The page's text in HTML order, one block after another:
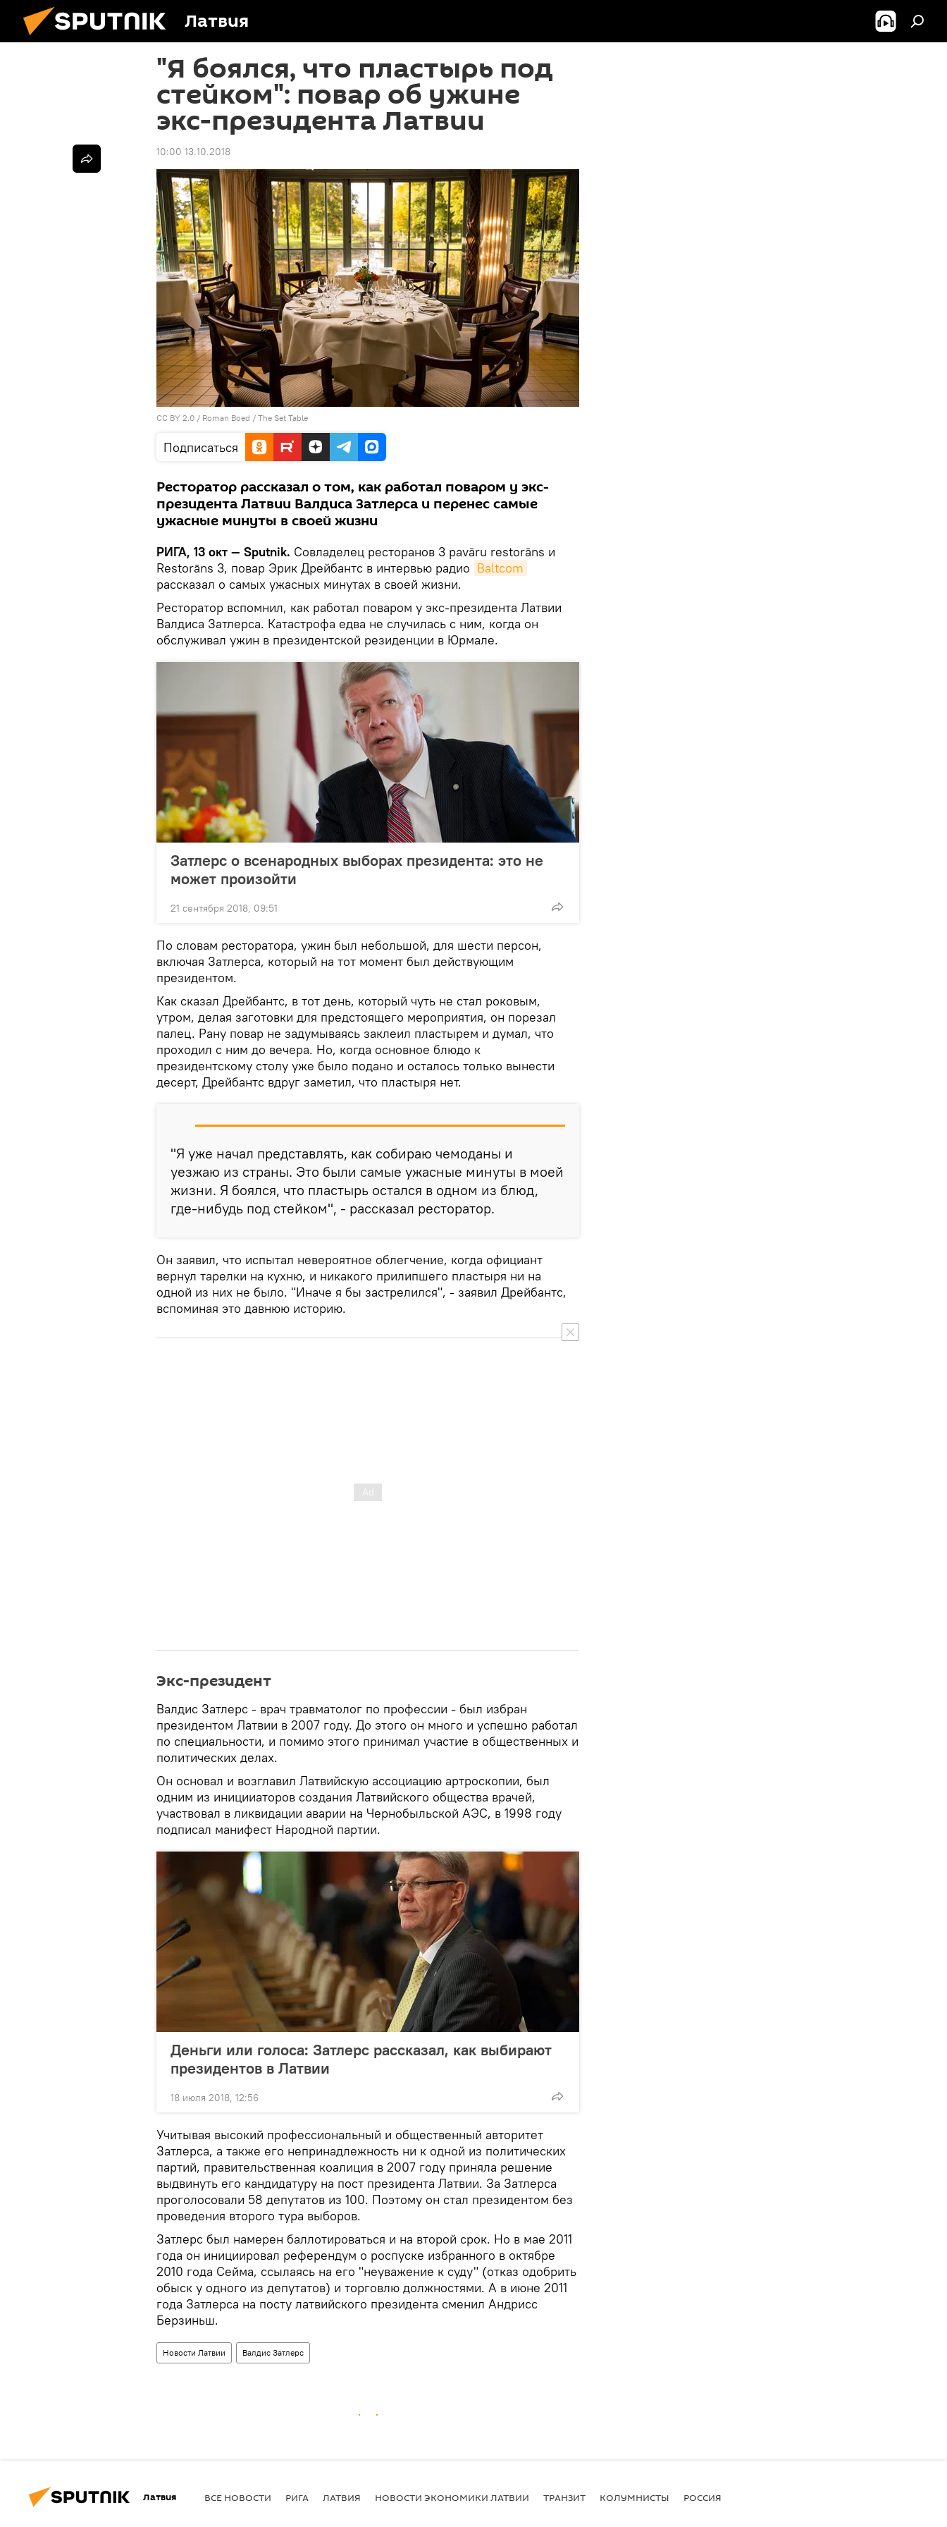
Латвия
"Я боялся, что пластырь под
стейком": повар об ужине
экс-президента Латвии
10:00 13.10.2018
CC BY 2.0 / Roman Boed / The Set Table
Подписаться
Ресторатор рассказал о том, как работал поваром у экс-
президента Латвии Валдиса Затлерса и перенес самые
ужасные минуты в своей жизни
РИГА, 13 окт — Sputnik. Совладелец ресторанов 3 pavāru restorāns и
Restorāns 3, повар Эрик Дрейбантс в интервью радио Baltcom
рассказал о самых ужасных минутах в своей жизни.
Ресторатор вспомнил, как работал поваром у экс-президента Латвии
Валдиса Затлерса. Катастрофа едва не случилась с ним, когда он
обслуживал ужин в президентской резиденции в Юрмале.
Затлерс о всенародных выборах президента: это не
может произойти
21 сентября 2018, 09:51
По словам ресторатора, ужин был небольшой, для шести персон,
включая Затлерса, который на тот момент был действующим
президентом.
Как сказал Дрейбантс, в тот день, который чуть не стал роковым,
утром, делая заготовки для предстоящего мероприятия, он порезал
палец. Рану повар не задумываясь заклеил пластырем и думал, что
проходил с ним до вечера. Но, когда основное блюдо к
президентскому столу уже было подано и осталось только вынести
десерт, Дрейбантс вдруг заметил, что пластыря нет.
"Я уже начал представлять, как собираю чемоданы и
уезжаю из страны. Это были самые ужасные минуты в моей
жизни. Я боялся, что пластырь остался в одном из блюд,
где-нибудь под стейком", - рассказал ресторатор.
Он заявил, что испытал невероятное облегчение, когда официант
вернул тарелки на кухню, и никакого прилипшего пластыря ни на
одной из них не было. "Иначе я бы застрелился", - заявил Дрейбантс,
вспоминая это давнюю историю.
Экс-президент
Валдис Затлерс - врач травматолог по профессии - был избран
президентом Латвии в 2007 году. До этого он много и успешно работал
по специальности, и помимо этого принимал участие в общественных и
политических делах.
Он основал и возглавил Латвийскую ассоциацию артроскопии, был
одним из иницииаторов создания Латвийского общества врачей,
участвовал в ликвидации аварии на Чернобыльской АЭС, в 1998 году
подписал манифест Народной партии.
Деньги или голоса: Затлерс рассказал, как выбирают
президентов в Латвии
18 июля 2018, 12:56
Учитывая высокий профессиональный и общественный авторитет
Затлерса, а также его непринадлежность ни к одной из политических
партий, правительственная коалиция в 2007 году приняла решение
выдвинуть его кандидатуру на пост президента Латвии. За Затлерса
проголосовали 58 депутатов из 100. Поэтому он стал президентом без
проведения второго тура выборов.
Затлерс был намерен баллотироваться и на второй срок. Но в мае 2011
года он инициировал референдум о роспуске избранного в октябре
2010 года Сейма, ссылаясь на его "неуважение к суду" (отказ одобрить
обыск у одного из депутатов) и торговлю должностями. А в июне 2011
года Затлерса на посту латвийского президента сменил Андрисс
Берзиньш.
Новости Латвии Валдис Затлерс
Латвия ВСЕ НОВОСТИ РИГА ЛАТВИЯ НОВОСТИ ЭКОНОМИКИ ЛАТВИИ ТРАНЗИТ КОЛУМНИСТЫ РОССИЯ